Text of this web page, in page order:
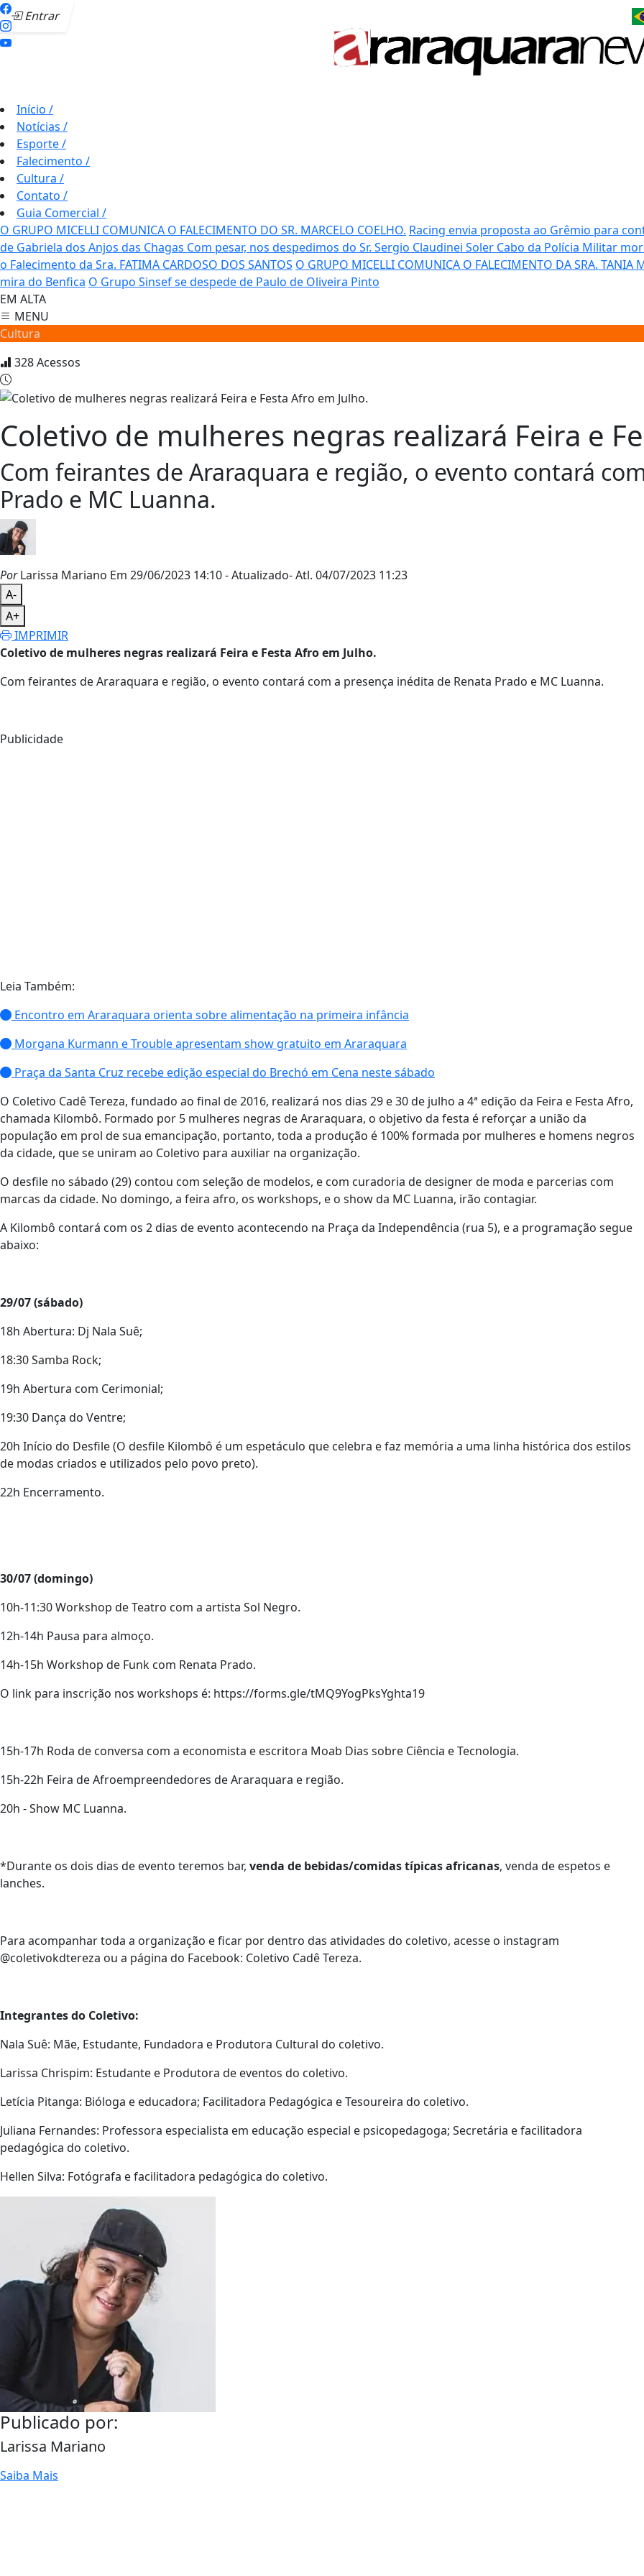
Entrar
Início /
Notícias /
Esporte/
Falecimento /
Cultura /
Contato /
Guia Comercial /
O GRUPO MICELLI COMUNICA O FALECIMENTO DO SR. MARCELO COELHO. Racing envia proposta ao Grêmio para
de Gabriela dos Anjos das Chagas Com pesar, nos despedimos do Sr. Sergio Claudinei Soler Cabo da Polícia Militar
o Falecimento da Sra. FATIMA CARDOSO DOS SANTOS O GRUPO MICELLI COMUNICA O FALECIMENTO DA SRA. TANIA
mira do Benfica O Grupo Sinsef se despede de Paulo de Oliveira Pinto
EM ALTA
MENU
Cultura
328Acessos
Coletivo de mulheres negras realizará Feira e
Com feirantes de Araraquara e região, o evento contará
Prado e MC Luanna.
PorLarissa Mariano Em 29/06/2023 14:10- Atualizado- Atl. 04/07/2023 11:23
A-
A+
IMPRIMIR
Coletivo de mulheres negras realizará Feira e Festa Afro em Julho.
Com feirantes de Araraquara e região, o evento contará com a presença inédita de Renata Prado e MC Luanna.
Publicidade
Leia Também:
Encontro em Araraquara orienta sobre alimentação na primeira infância
Morgana Kurmann e Trouble apresentam show gratuito em Araraquara
Praça da Santa Cruz recebe edição especial do Brechó em Cena neste sábado
O Coletivo Cadê Tereza, fundado ao final de 2016, realizará nos dias 29 e 30 de julho a 4ª edição da Feira e Festa Afro,
chamada Kilombô. Formado por 5 mulheres negras de Araraquara, o objetivo da festa é reforçar a união da
população em prol de sua emancipação, portanto, toda a produção é 100% formada por mulheres e homens negros
da cidade, que se uniram ao Coletivo para auxiliar na organização.
O desfile no sábado (29) contou com seleção de modelos, e com curadoria de designer de moda e parcerias com
marcas da cidade. No domingo, a feira afro, os workshops, e o show da MC Luanna, irão contagiar.
A Kilombô contará com os 2 dias de evento acontecendo na Praça da Independência (rua 5), e a programação segue
abaixo:
29/07 (sábado)
18h Abertura: Dj Nala Suê;
18:30 Samba Rock;
19h Abertura com Cerimonial;
19:30 Dança do Ventre;
20h Início do Desfile (O desfile Kilombô é um espetáculo que celebra e faz memória a uma linha histórica dos estilos
de modas criados e utilizados pelo povo preto).
22h Encerramento.
30/07 (domingo)
10h-11:30 Workshop de Teatro com a artista Sol Negro.
12h-14h Pausa para almoço.
14h-15h Workshop de Funk com Renata Prado.
O link para inscrição nos workshops é: https://forms.gle/tMQ9YogPksYghta19
15h-17h Roda de conversa com a economista e escritora Moab Dias sobre Ciência e Tecnologia.
15h-22h Feira de Afroempreendedores de Araraquara e região.
20h - Show MC Luanna.
*Durante os dois dias de evento teremos bar, venda de bebidas/comidas típicas africanas, venda de espetos e
lanches.
Para acompanhar toda a organização e ficar por dentro das atividades do coletivo, acesse o instagram
@coletivokdtereza ou a página do Facebook: Coletivo Cadê Tereza.
Integrantes do Coletivo:
Nala Suê: Mãe, Estudante, Fundadora e Produtora Cultural do coletivo.
Larissa Chrispim: Estudante e Produtora de eventos do coletivo.
Letícia Pitanga: Bióloga e educadora; Facilitadora Pedagógica e Tesoureira do coletivo.
Juliana Fernandes: Professora especialista em educação especial e psicopedagoga; Secretária e facilitadora
pedagógica do coletivo.
Hellen Silva: Fotógrafa e facilitadora pedagógica do coletivo.
Publicado por:
Larissa Mariano
Saiba Mais